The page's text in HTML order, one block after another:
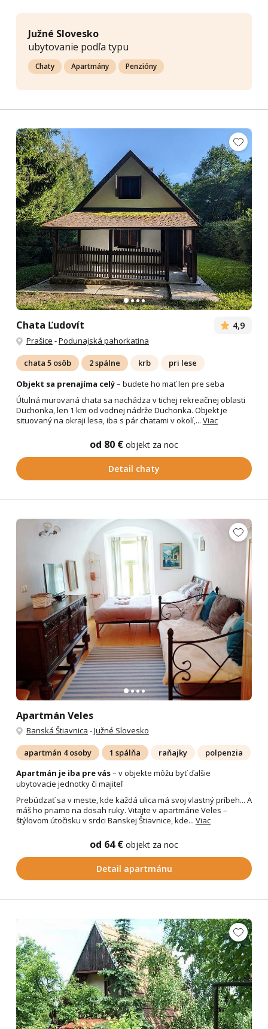
Južné Slovesko
ubytovanie podľa typu
Chaty Apartmány Penzióny
Chata Ľudovít 4,9
Prašice -Podunajská pahorkatina
chata 5 osôb 2 spálne krb
pri lese
Objekt sa prenajíma celý– budete ho mať len pre seba
Útulná murovaná chata sa nachádza v tichej rekreačnej oblasti
Duchonka, len 1 km od vodnej nádrže Duchonka. Objekt je
situovaný na okraji lesa, iba s pár chatami v okolí,... Viac
od 80 € objekt za noc
Detail chaty
Apartmán Veles
Banská Štiavnica -Južné Slovesko
apartmán 4 osoby 1 spálňa raňajky
polpenzia
Apartmán je iba pre vás– v objekte môžu byť ďalšie
ubytovacie jednotky či majiteľ
Prebúdzať sa v meste, kde každá ulica má svoj vlastný príbeh... A
máš ho priamo na dosah ruky. Vitajte v apartmáne Veles –
štýlovom útočisku v srdci Banskej Štiavnice, kde... Viac
od 64 € objekt za noc
Detail apartmánu